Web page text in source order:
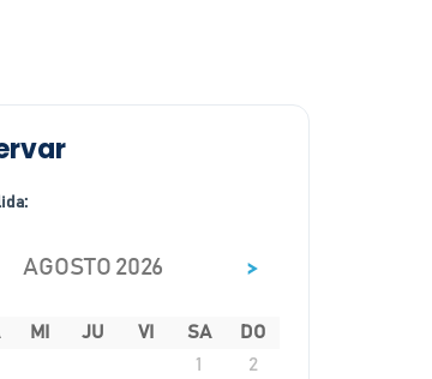
AGOSTO 2026 >
MI JU VI SA
DO
1
2